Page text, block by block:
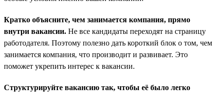
Кратко объясните, чем занимается компания, прямо
внутри вакансии. Не все кандидаты переходят на страницу
работодателя. Поэтому полезно дать короткий блок о том, чем
занимается компания, что производит и развивает. Это
поможет укрепить интерес к вакансии.
Структурируйте вакансию так, чтобы её было легко